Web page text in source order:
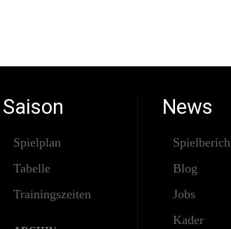
Saison
Spielplan
Tabelle
Trainingszeiten
News
Blog
Jobs
Kader